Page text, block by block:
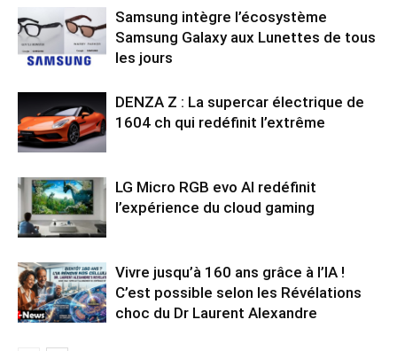
Samsung intègre l’écosystème
Samsung Galaxy aux Lunettes de tous
les jours
DENZA Z : La supercar électrique de
1604 ch qui redéfinit l’extrême
LG Micro RGB evo AI redéfinit
l’expérience du cloud gaming
Vivre jusqu’à 160 ans grâce à l’IA !
C’est possible selon les Révélations
choc du Dr Laurent Alexandre